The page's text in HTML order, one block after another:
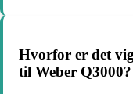
Hvorfor er det
til Weber Q3000?